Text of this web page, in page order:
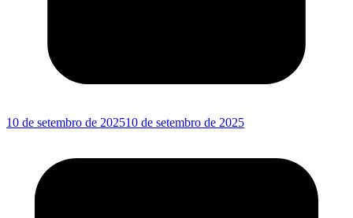
10 de setembro de 202510 de setembro de 2025